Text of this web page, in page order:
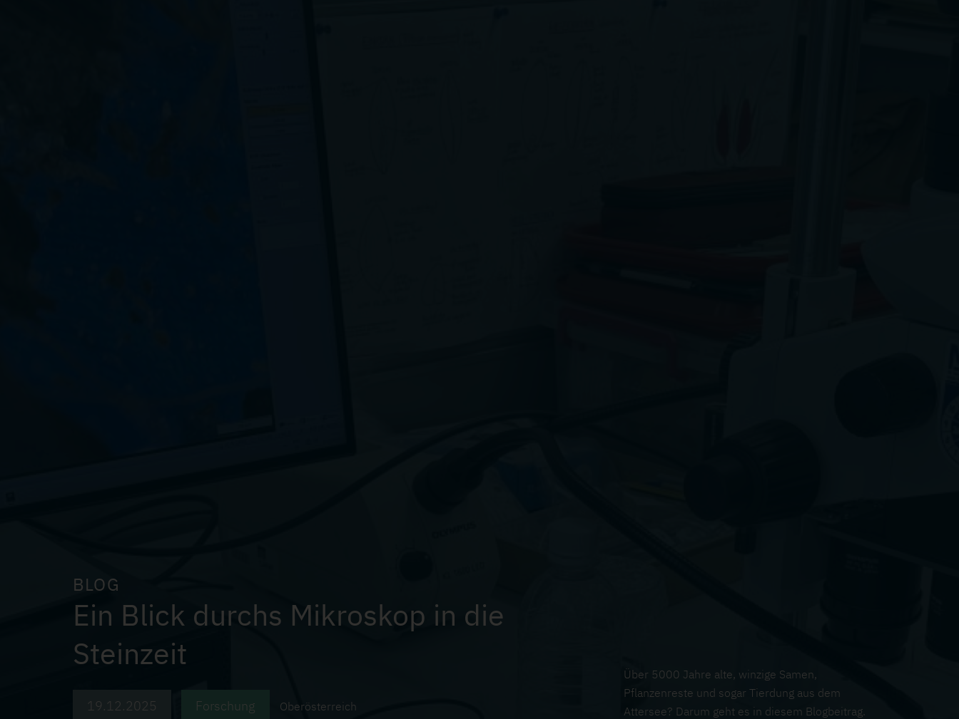
BLOG
Ein Blick durchs Mikroskop in die
Steinzeit
19.12.2025 Forschung Oberösterreich
Über 5000 Jahre alte, winzige Samen,
Pflanzenreste und sogar Tierdung aus dem
Attersee? Darum geht es in diesem Blogbeitrag.